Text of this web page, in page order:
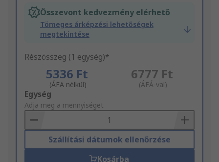
Összevont kedvezmény elérhető
Tömeges árképzési lehetőségek
megtekintése
Részösszeg (1 egység)*
5336 Ft
(ÁFA nélkül)
6777 Ft
(ÁFÁ-val)
Add
to
Basket
Egység
Adja meg a mennyiséget
Szállítási dátumok ellenőrzése
Kosárba